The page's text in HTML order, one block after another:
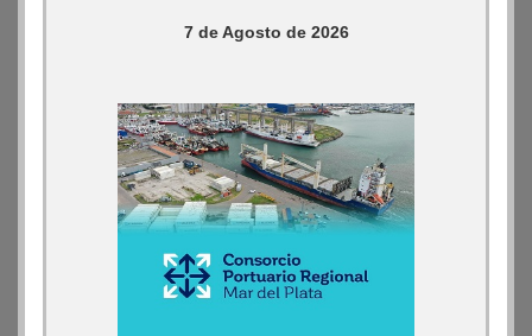
7 de Agosto de 2026